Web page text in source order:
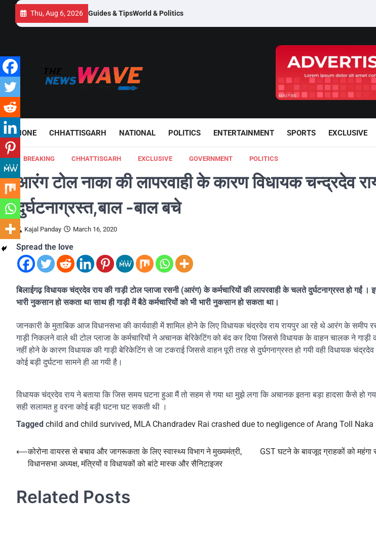
content
Thu, Aug 6, 2026 Guides & TipsWorld & Politics
HONE CHHATTISGARH NATIONAL POLITICS ENTERTAINMENT SPORTS EXCLUSIVE
BREAKING CHHATTISGARH EXCLUSIVE GOVERNMENT POLITICS
आरंग टोल नाका की लापरवाही के कारण विधायक चन्द्रदेव
दुर्घटनाग्रस्त,बाल -बाल बचे
Kajal Panday March 16, 2020
Spread the love
बिलाईगढ़ विधायक चंद्रदेव राय की गाड़ी टोल प्लाजा रसनी (आरंग) के कर्मचारियों की लापरवाही के चलते दुर्घटनाग्रस्त हो गईं
भारी नुकसान हो सकता था साथ ही गाड़ी में बैठे कर्मचारियों को भी भारी नुकसान हो सकता था।
जानकारी के मुताबिक आज विधानसभा की कार्यवाही में शामिल होने के लिए विधायक चंद्रदेव राय रायपुर आ रहे थे आरंग के समीप
गाड़ी निकलने वाले थी टोल प्लाजा के कर्मचारियों ने अचानक बेरिकेटिंग को बंद कर दिया जिससे विधायक के वाहन चालक ने गाड़ी
नहीं होने के कारण विधायक की गाड़ी बेरिकेटिंग से जा टकराई जिससे वाहन पूरी तरह से दुर्घगनाग्रस्त हो गयी वही विधायक
कोई बड़ी दुर्घटना सामने ही आ गयी है।
विधायक चंद्रदेव राय ने बताया कि जिस समय घटना हुआ मैं तो सहम से गया था मुझे लगा कि अचानक इतना बड़ा हादसा कैसे हो
सही सलामत हु वरना कोई बड़ी घटना घट सकती थी ।
Tagged child and child survived, MLA Chandradev Rai crashed due to negligence of Arang Toll Naka
Post
navigation
⟵कोरोना वायरस से बचाव और जागरूकता के लिए स्वास्थ्य विभाग ने मुख्यमंत्री,
विधानसभा अध्यक्ष, मंत्रियों व विधायकों को बांटे मास्क और सैनिटाइजर
GST घटने के बावजूद ग्राहकों को
Related Posts